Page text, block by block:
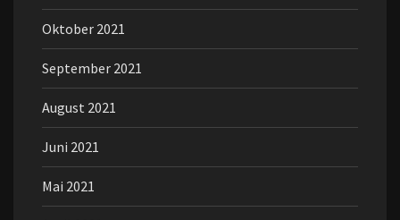
Oktober 2021
September 2021
August 2021
Juni 2021
Mai 2021